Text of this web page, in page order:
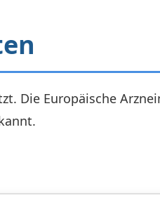
Die Europäische